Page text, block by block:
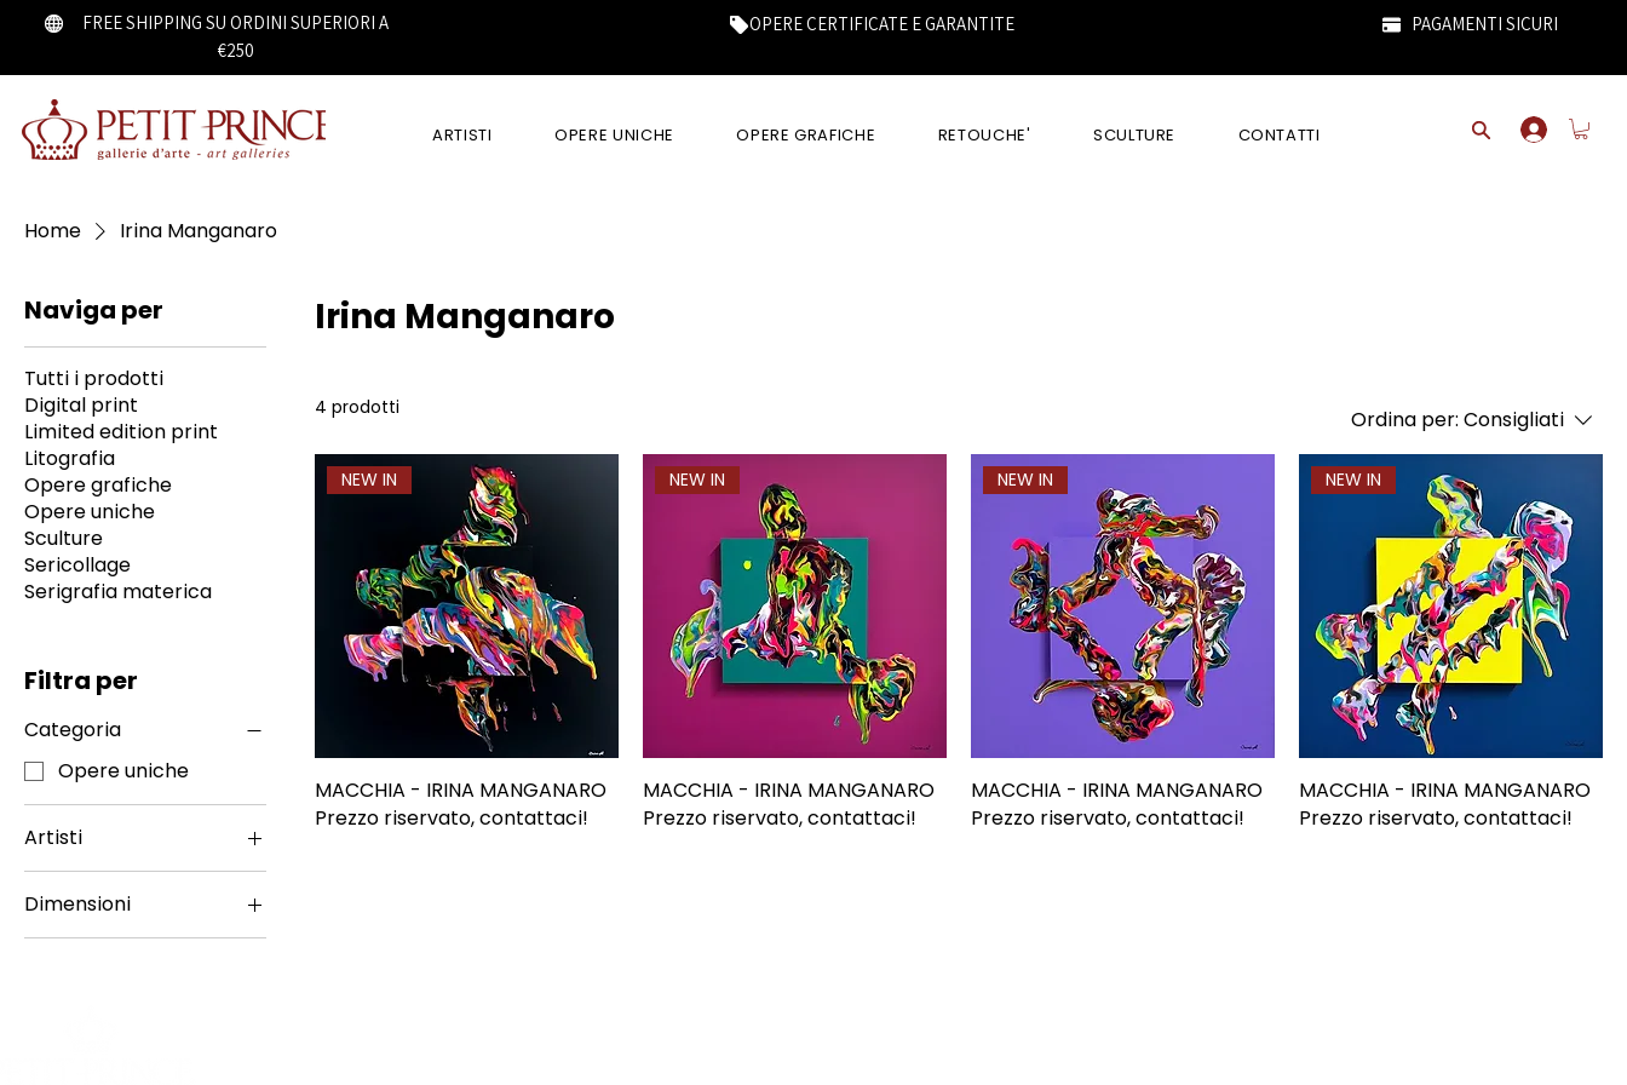
FREE SHIPPING SU ORDINI SUPERIORI A
€250
OPERE CERTIFICATE E GARANTITE PAGAMENTI SICURI
ARTISTI OPERE UNICHE OPERE GRAFICHE RETOUCHE' SCULTURE CONTATTI
Home Irina Manganaro
Naviga per
Tutti i prodotti
Digital print
Limited edition print
Litografia
Opere grafiche
Opere uniche
Sculture
Sericollage
Serigrafia materica
Filtra per
Categoria
Opere uniche
Artisti
Irina Manganaro
Dimensioni
Quadrato
Irina Manganaro
4 prodotti Ordina per: Consigliati
NEW IN
MACCHIA - IRINA MANGANARO
Prezzo riservato, contattaci!
NEW IN
MACCHIA - IRINA MANGANARO
Prezzo riservato, contattaci!
NEW IN
MACCHIA - IRINA MANGANARO
Prezzo riservato, contattaci!
NEW IN
MACCHIA - IRINA MANGANARO
Prezzo riservato, contattaci!